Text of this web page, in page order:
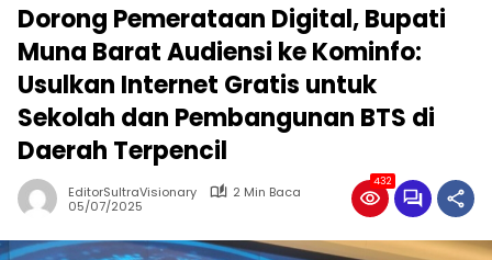
Dorong Pemerataan Digital, Bupati
Muna Barat Audiensi ke Kominfo:
Usulkan Internet Gratis untuk
Sekolah dan Pembangunan BTS di
Daerah Terpencil
EditorSultraVisionary
2 Min Baca
05/07/2025
432